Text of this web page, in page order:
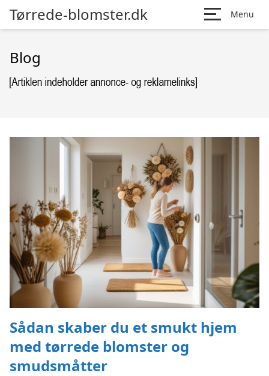
Tørrede-blomster.dk Menu
Blog
Sådan skaber du et smukt hjem
med tørrede blomster og
smudsmåtter